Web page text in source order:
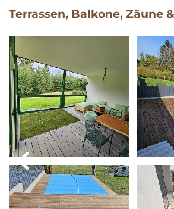
Terrassen, Balkone, Zäune